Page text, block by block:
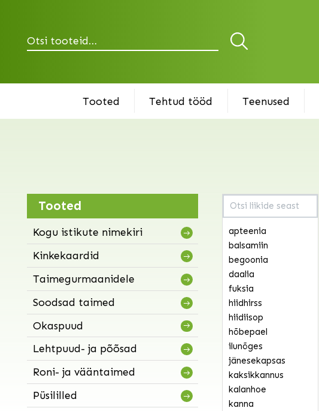
Otsi
Tooted Tehtud tööd Teenused
Tooted
Kogu istikute nimekiri
Kinkekaardid
Taimegurmaanidele
Soodsad taimed
Okaspuud
Lehtpuud- ja põõsad
Roni- ja vääntaimed
Püsililled
apteenia
balsamiin
begoonia
daalia
fuksia
hiidhirss
hiidiisop
hõbepael
ilunõges
jänesekapsas
kaksikkannus
kalanhoe
kanna